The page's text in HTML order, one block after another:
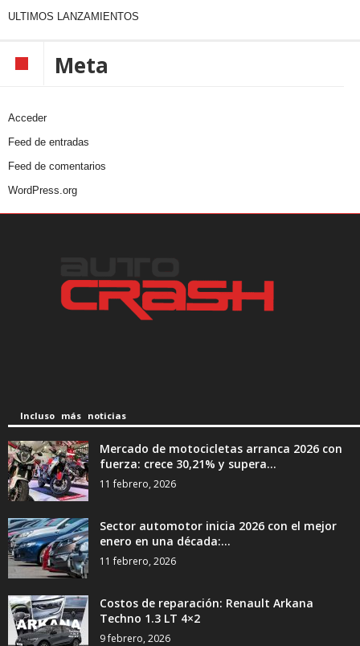
ULTIMOS LANZAMIENTOS
Meta
Acceder
Feed de entradas
Feed de comentarios
WordPress.org
Incluso más noticias
Mercado de motocicletas arranca 2026 con
fuerza: crece 30,21% y supera...
11 febrero, 2026
Sector automotor inicia 2026 con el mejor
enero en una década:...
11 febrero, 2026
Costos de reparación: Renault Arkana
Techno 1.3 LT 4×2
9 febrero, 2026